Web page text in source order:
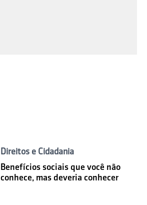
Direitos e Cidadania
Benefícios sociais que você não
conhece, mas deveria conhecer